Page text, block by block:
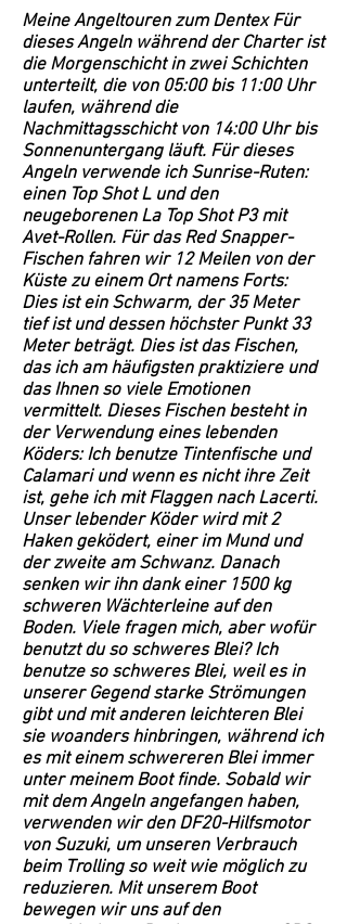
Meine Angeltouren zum Dentex Für
dieses Angeln während der Charter ist
die Morgenschicht in zwei Schichten
unterteilt, die von 05:00 bis 11:00 Uhr
laufen, während die
Nachmittagsschicht von 14:00 Uhr bis
Sonnenuntergang läuft. Für dieses
Angeln verwende ich Sunrise-Ruten:
einen Top Shot L und den
neugeborenen La Top Shot P3 mit
Avet-Rollen. Für das Red Snapper-
Fischen fahren wir 12 Meilen von der
Küste zu einem Ort namens Forts:
Dies ist ein Schwarm, der 35 Meter
tief ist und dessen höchster Punkt 33
Meter beträgt. Dies ist das Fischen,
das ich am häufigsten praktiziere und
das Ihnen so viele Emotionen
vermittelt. Dieses Fischen besteht in
der Verwendung eines lebenden
Köders: Ich benutze Tintenfische und
Calamari und wenn es nicht ihre Zeit
ist, gehe ich mit Flaggen nach Lacerti.
Unser lebender Köder wird mit 2
Haken geködert, einer im Mund und
der zweite am Schwanz. Danach
senken wir ihn dank einer 1500 kg
schweren Wächterleine auf den
Boden. Viele fragen mich, aber wofür
benutzt du so schweres Blei? Ich
benutze so schweres Blei, weil es in
unserer Gegend starke Strömungen
gibt und mit anderen leichteren Blei
sie woanders hinbringen, während ich
es mit einem schwereren Blei immer
unter meinem Boot finde. Sobald wir
mit dem Angeln angefangen haben,
verwenden wir den DF20-Hilfsmotor
von Suzuki, um unseren Verbrauch
beim Trolling so weit wie möglich zu
reduzieren. Mit unserem Boot
bewegen wir uns auf den